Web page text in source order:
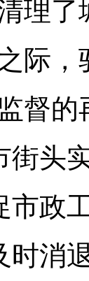
了
际
督的
街头
市政
时消